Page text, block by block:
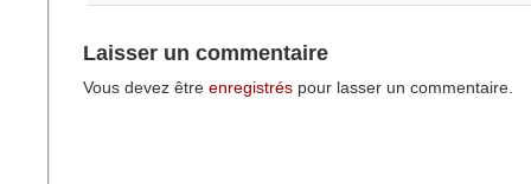
Laisser un commentaire
Vous devez être enregistrés pour lasser un commentaire.